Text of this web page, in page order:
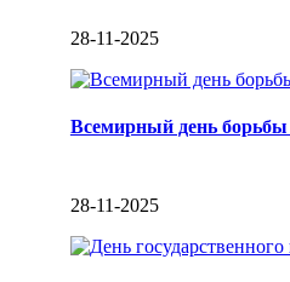
28-11-2025
Всемирный день
28-11-2025